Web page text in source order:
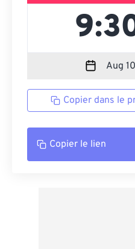
Copier dans le
Copier le lien